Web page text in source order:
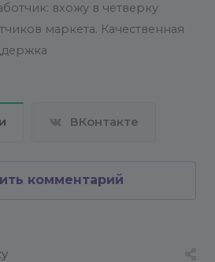
вхожу в четверку
маркета. Качественная
ВКонтакте
комментарий